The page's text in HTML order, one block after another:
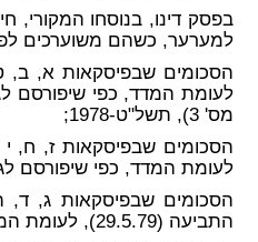
בפסק דינו, בנוסחו
למערער, כשהם משוערכים
לעומת המדד, כפי שיפורסם
מס' 3), תשל"ט-1978;
לעומת המדד, כפי שיפורסם
הסכומים שבפיסקאות ג, ד,
התביעה (29.5.79), לעומת המדד, כפי שיפורסם לגבי יום התשלום בפועל, בתוספת ריבית כחוק.